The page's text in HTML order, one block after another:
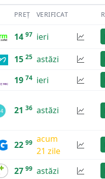
PREȚ VERIFICAT
14 97 ieri
15 25 astăzi
19 74 ieri
21 36 astăzi
22 99 acum
21 zile
27 99 astăzi